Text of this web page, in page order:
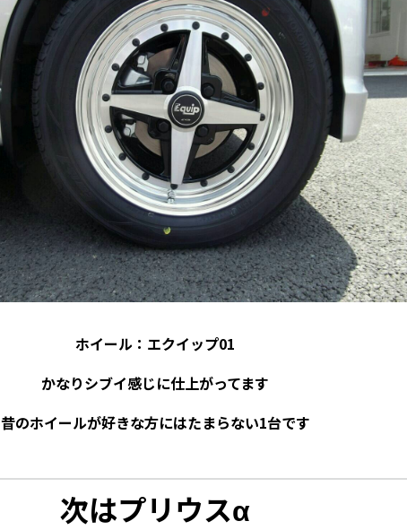
ホイール：エクイップ01
かなりシブイ感じに仕上がってます
昔のホイールが好きな方にはたまらない1台です
次はプリウスα